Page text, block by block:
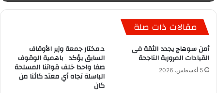
مقالات ذات صلة
أمن سوهاج يجدد الثقة فى
القيادات المرورية الناجحة
5 أغسطس، 2026
د.مختار جمعة وزير الأوقاف
السابق يؤكد باهمية الوقوف
صفا واحدا خلف قواتنا المسلحة
الباسلة تجاه أي معتد كائنا من
كان